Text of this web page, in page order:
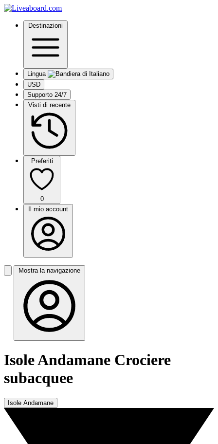
Destinazioni
Lingua
USD
Supporto 24/7
Visti di recente
Preferiti
0
Il mio account
Mostra la navigazione
Isole Andamane Crociere
subacquee
Isole Andamane